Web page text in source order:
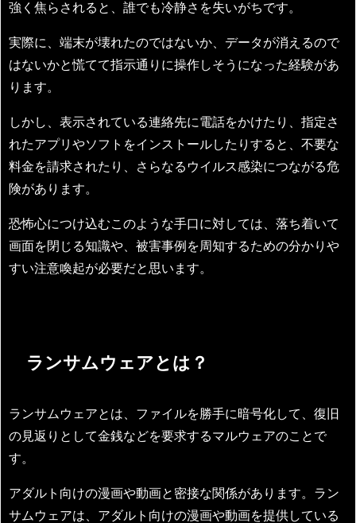
強く焦らされると、誰でも冷静さを失いがちです。
実際に、端末が壊れたのではないか、データが消えるので
はないかと慌てて指示通りに操作しそうになった経験があ
ります。
しかし、表示されている連絡先に電話をかけたり、指定さ
れたアプリやソフトをインストールしたりすると、不要な
料金を請求されたり、さらなるウイルス感染につながる危
険があります。
恐怖心につけ込むこのような手口に対しては、落ち着いて
画面を閉じる知識や、被害事例を周知するための分かりや
すい注意喚起が必要だと思います。
ランサムウェアとは？
ランサムウェアとは、ファイルを勝手に暗号化して、復旧
の見返りとして金銭などを要求するマルウェアのことで
す。
アダルト向けの漫画や動画と密接な関係があります。ラン
サムウェアは、アダルト向けの漫画や動画を提供している